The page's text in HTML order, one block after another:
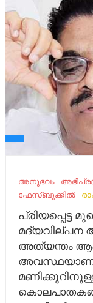
അനുഭവം
ഫേസ്ബുക്കിൽ
പ്രിയപ്പെട്ട
മദ്യവില്പന
അത്യന്തം
അവസ്ഥയാണ്